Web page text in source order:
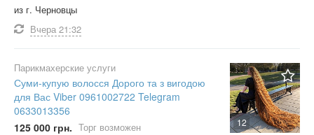
из г. Черновцы
Вчера 21:32
12
Парикмахерские услуги
Суми-купую волосся Дорого та з вигодою
для Вас Viber 0961002722 Telegram
0633013356
125 000 грн. Торг возможен